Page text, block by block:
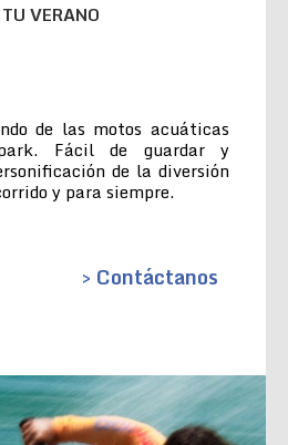
VERANO
de las motos acuáticas
Fácil de guardar y
de la diversión
y para siempre.
> Contáctanos